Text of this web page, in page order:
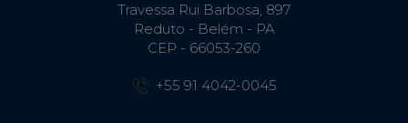
Travessa Rui Barbosa, 897
Reduto - Belém - PA
CEP - 66053-260
+55 91 4042-0045